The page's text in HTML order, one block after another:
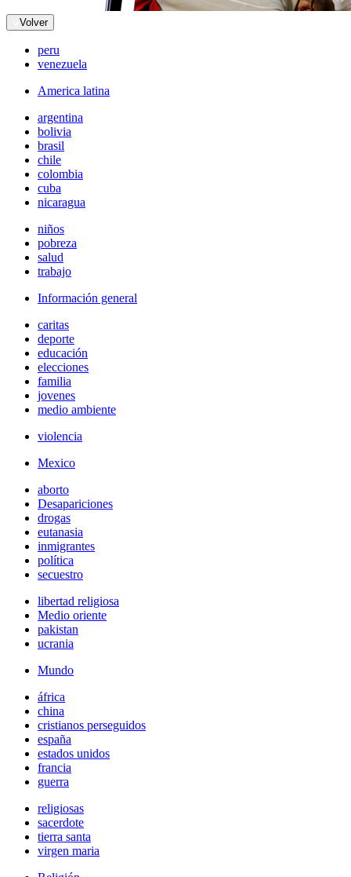
Volver
peru
venezuela
America latina
argentina
bolivia
brasil
chile
colombia
cuba
nicaragua
niños
pobreza
salud
trabajo
Información general
caritas
deporte
educación
elecciones
familia
jovenes
medio ambiente
violencia
Mexico
aborto
Desapariciones
drogas
eutanasia
inmigrantes
política
secuestro
libertad religiosa
Medio oriente
pakistan
ucrania
Mundo
áfrica
china
cristianos perseguidos
españa
estados unidos
francia
guerra
religiosas
sacerdote
tierra santa
virgen maria